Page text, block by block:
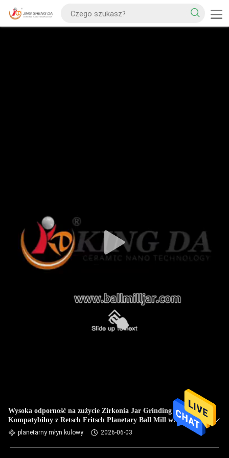
Wysoka odporność na zużycie Zirkonia Jar Grinding
Kompatybilny z Retsch Fritsch Planetary Ball Mill w
polerowanej ceramiki cyrkonium
planetarny młyn kulowy 2026-06-03